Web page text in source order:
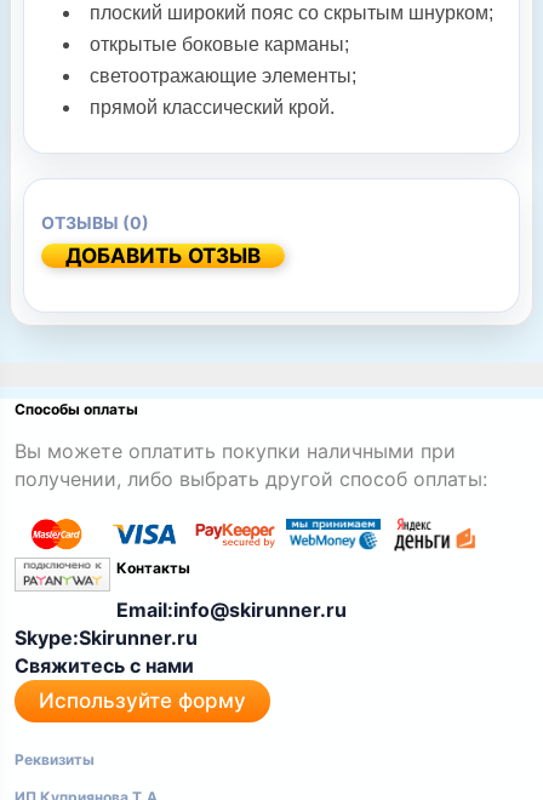
плоский широкий пояс со скрытым шнурком;
открытые боковые карманы;
светоотражающие элементы;
прямой классический крой.
ОТЗЫВЫ (0)
ДОБАВИТЬ ОТЗЫВ
Способы оплаты
Вы можете оплатить покупки наличными при
получении, либо выбрать другой способ оплаты:
Контакты
Email:info@skirunner.ru
Skype:Skirunner.ru
Свяжитесь с нами
Используйте форму
Реквизиты